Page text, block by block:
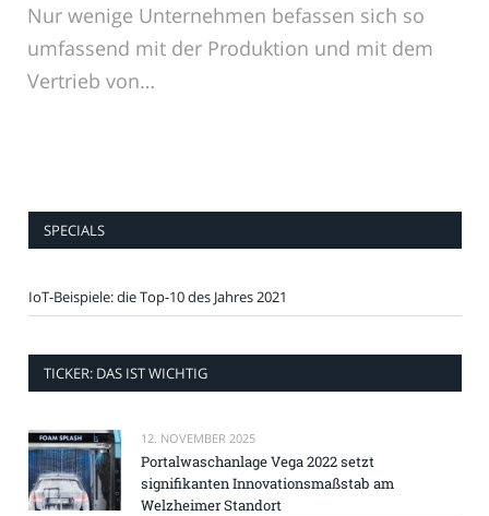
Nur wenige Unternehmen befassen sich so
umfassend mit der Produktion und mit dem
Vertrieb von…
SPECIALS
IoT-Beispiele: die Top-10 des Jahres 2021
TICKER: DAS IST WICHTIG
12. NOVEMBER 2025
Portalwaschanlage Vega 2022 setzt
signifikanten Innovationsmaßstab am
Welzheimer Standort